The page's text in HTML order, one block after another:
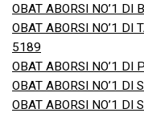
OBAT ABORSI NO’1
OBAT ABORSI NO’1
5189
OBAT ABORSI NO’1
OBAT ABORSI NO’1
OBAT ABORSI NO’1